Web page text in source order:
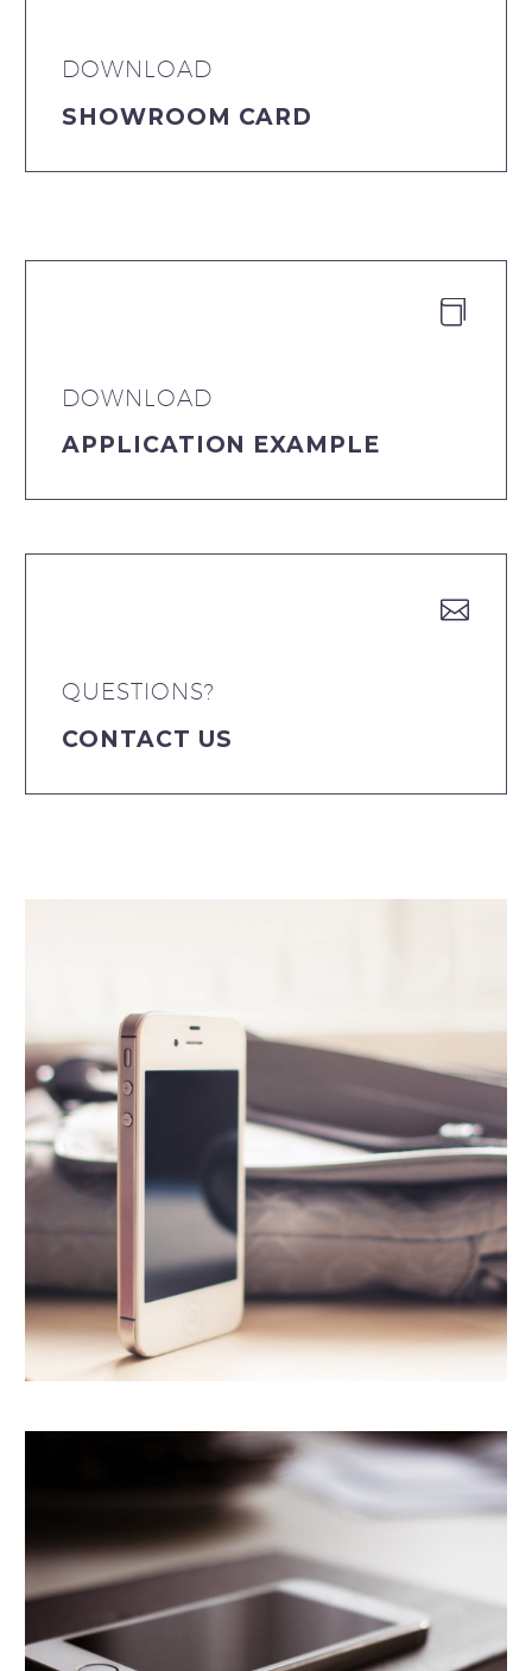
DOWNLOAD
SHOWROOM CARD


DOWNLOAD
APPLICATION EXAMPLE


QUESTIONS?
CONTACT US